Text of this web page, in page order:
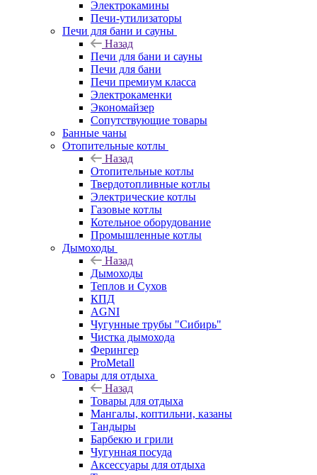
Электрокамины
Печи-утилизаторы
Печи для бани и сауны
Назад
Печи для бани и сауны
Печи для бани
Печи премиум класса
Электрокаменки
Экономайзер
Сопутствующие товары
Банные чаны
Отопительные котлы
Назад
Отопительные котлы
Твердотопливные котлы
Электрические котлы
Газовые котлы
Котельное оборудование
Промышленные котлы
Дымоходы
Назад
Дымоходы
Теплов и Сухов
КПД
AGNI
Чугунные трубы "Сибирь"
Чистка дымохода
Ферингер
ProMetall
Товары для отдыха
Назад
Товары для отдыха
Мангалы, коптильни, казаны
Тандыры
Барбекю и грили
Чугунная посуда
Аксессуары для отдыха